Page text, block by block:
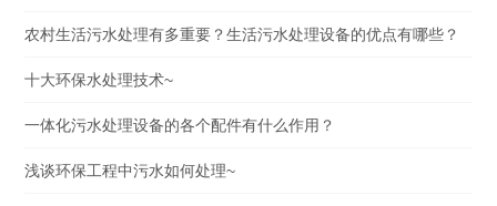
农村生活污水处理有多重要？生活污水处理设备的优点有哪些？
十大环保水处理技术~
一体化污水处理设备的各个配件有什么作用？
浅谈环保工程中污水如何处理~